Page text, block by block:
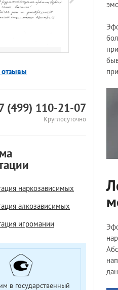
отзывы
(499) 110-21-07
Круглосуточно
наркозависимых
алкозависимых
игромании
в государственный